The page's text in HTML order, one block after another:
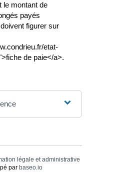
le montant de
payés
figurer sur
etat-
de paie</a>.
légale et administrative
par baseo.io